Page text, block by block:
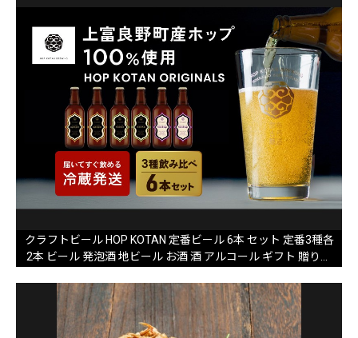
クラフトビール HOP KOTAN 定番ビール 6本 セット 定番3種各
2本 ビール 発泡酒 地ビール お酒 酒 アルコール ギフト 贈り物